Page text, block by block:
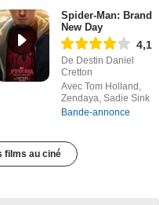
Spider-Man: Brand
New Day
4,1
De Destin Daniel
Cretton
Avec Tom Holland,
Zendaya, Sadie Sink
Bande-annonce
films au ciné